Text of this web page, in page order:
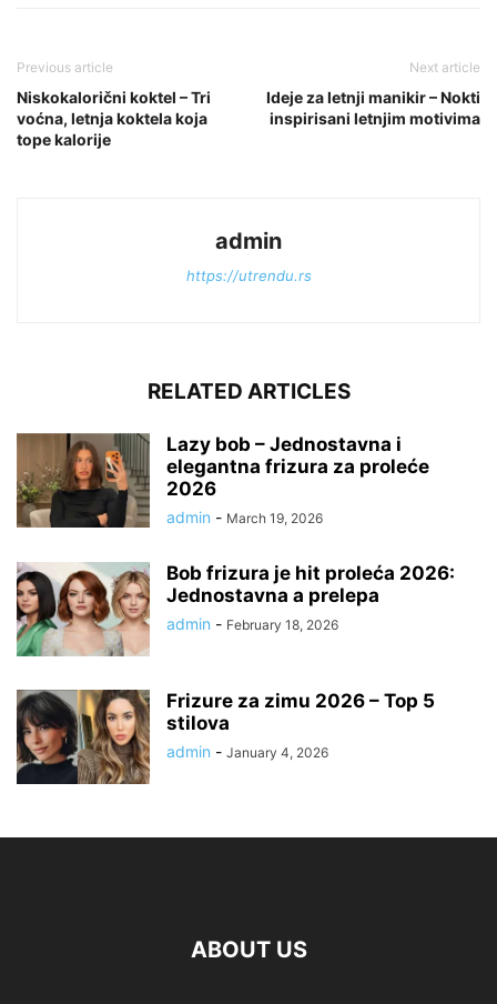
Previous article
Niskokalorični koktel – Tri
voćna, letnja koktela koja
tope kalorije
Next article
Ideje za letnji manikir – Nokti
inspirisani letnjim motivima
admin
https://utrendu.rs
RELATED ARTICLES
Lazy bob – Jednostavna i
elegantna frizura za proleće
2026
admin - March 19, 2026
Bob frizura je hit proleća 2026:
Jednostavna a prelepa
admin - February 18, 2026
Frizure za zimu 2026 – Top 5
stilova
admin - January 4, 2026
ABOUT US